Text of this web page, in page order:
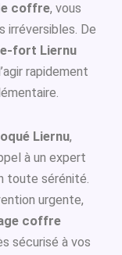
coffre, vous
irréversibles. De
fort Liernu
rapidement
Liernu,
à un expert
toute sérénité.
urgente,
coffre
sécurisé à vos